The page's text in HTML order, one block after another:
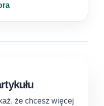
że chcesz więcej